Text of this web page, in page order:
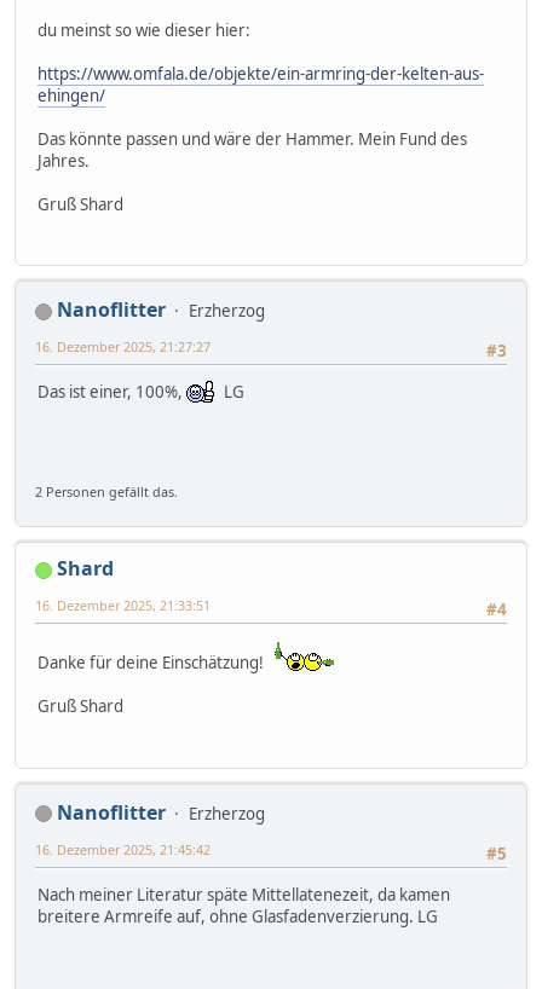
du meinst so wie dieser hier:
https://www.omfala.de/objekte/ein-armring-der-kelten-aus-
ehingen/
Das könnte passen und wäre der Hammer. Mein Fund des
Jahres.
Gruß Shard
Nanoflitter
Erzherzog
#3
16. Dezember 2025, 21:27:27
Das ist einer, 100%, LG
2 Personen gefällt das.
Shard
#4
16. Dezember 2025, 21:33:51
Danke für deine Einschätzung!
Gruß Shard
Nanoflitter
Erzherzog
#5
16. Dezember 2025, 21:45:42
Nach meiner Literatur späte Mittellatenezeit, da kamen
breitere Armreife auf, ohne Glasfadenverzierung. LG